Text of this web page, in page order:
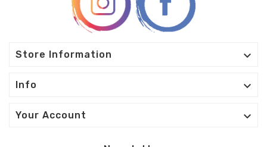
Store Information 
Info 
Your Account 